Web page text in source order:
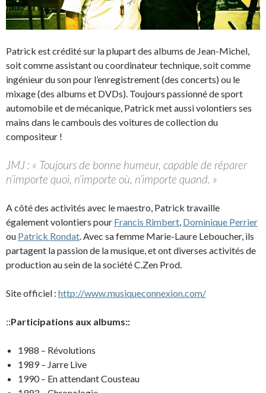
Patrick est crédité sur la plupart des albums de Jean-Michel,
soit comme assistant ou coordinateur technique, soit comme
ingénieur du son pour l’enregistrement (des concerts) ou le
mixage (des albums et DVDs). Toujours passionné de sport
automobile et de mécanique, Patrick met aussi volontiers ses
mains dans le cambouis des voitures de collection du
compositeur !
JMJ : « Toujours de bonne humeur, capable de réparer
n’importe quoi, n’importe où, n’importe quand. »
A côté des activités avec le maestro, Patrick travaille
également volontiers pour Francis Rimbert Dominique Perrier
ou Patrick Rondat . Avec sa femme Marie-Laure Leboucher, ils
partagent la passion de la musique, et ont diverses activités de
production au sein de la société C.Zen Prod.
Site officiel : http://www.musiqueconnexion.com/
::Participations aux albums::
1988 – Révolutions
1989 – Jarre Live
1990 – En attendant Cousteau